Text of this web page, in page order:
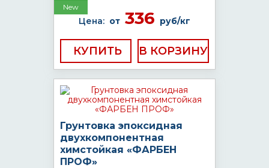
New
Цена: от 336 руб/кг
КУПИТЬ
Грунтовка эпоксидная
двухкомпонентная
химстойкая «ФАРБЕН
ПРОФ»